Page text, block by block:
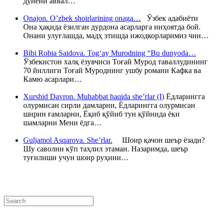
Onajon. O’zbek shoirlarining onaga… Ўзбек адабиёти
Она ҳақида ёзилган дурдона асарларга ниҳоятда бой.
Онани улуғлашда, мадҳ этишда ижодкорларимиз чин…
Bibi Robia Saidova. Tog‘ay Murodning “Bu dunyoda…
Ўзбекистон халқ ёзувчиси Тоғай Мурод таваллудининг
70 йиллиги Тоғай Муроднинг ушбу романи Кафка ва
Камю асарлари…
Xurshid Davron. Muhabbat haqida she’rlar (I) Ёдларингга
олурмисан сирли дамларни, Ёдларингга олурмисан
ширин ғамларни, Ёқиб қўйиб тун қўйнида ёки
шамларни Мени ёдга…
Guljamol Asqarova. She’rlar. Шоир қачон шеър ёзади?
Шу саволни кўп таҳлил этаман. Назаримда, шеър
туғилиши учун шоир руҳини…